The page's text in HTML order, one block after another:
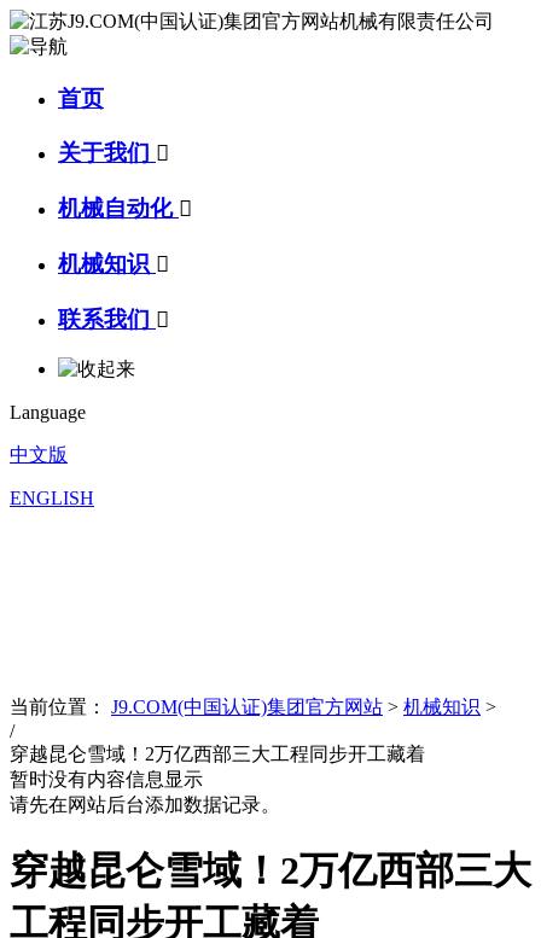
首页
关于我们 
机械自动化 
机械知识 
联系我们 
Language
中文版
ENGLISH
当前位置： J9.COM(中国认证)集团官方网站 > 机械知识 >
/
穿越昆仑雪域！2万亿西部三大工程同步开工藏着
暂时没有内容信息显示
请先在网站后台添加数据记录。
穿越昆仑雪域！2万亿西部三大
工程同步开工藏着